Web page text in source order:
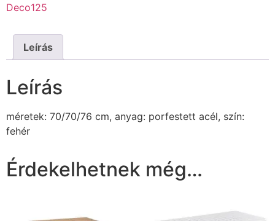
Deco125
Leírás
Leírás
méretek: 70/70/76 cm, anyag: porfestett acél, szín:
fehér
Érdekelhetnek még…